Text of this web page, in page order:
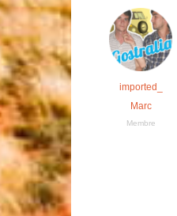
imported_
Marc
Membre